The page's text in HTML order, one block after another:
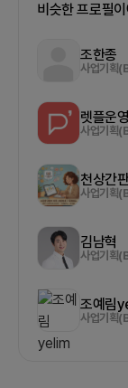
비슷한 프로필
조한종
사업기획
렛플운
사업기획
천상간
사업기획
김남혁
사업기획
조예림
사업기획